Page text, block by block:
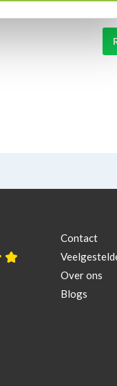
Contact
Over ons
Blogs